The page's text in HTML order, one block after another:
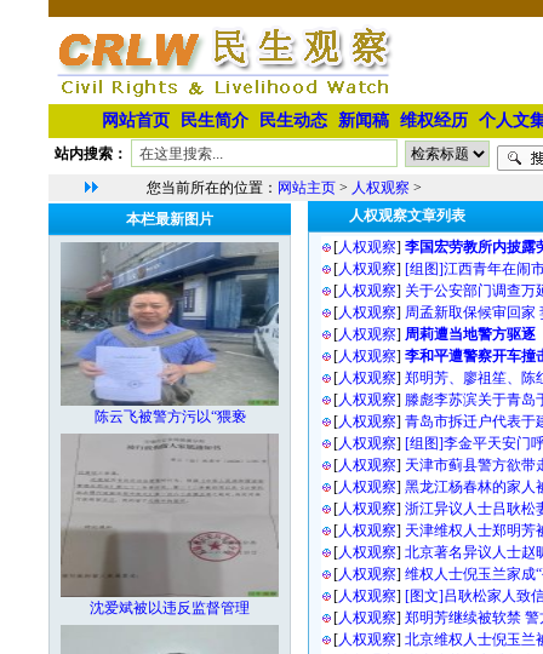
网站首页 民生简介 民生动态 新闻稿 维权经历 个人文
站内搜索：
您当前所在的位置： 网站主页 > 人权观察 >
本栏最新图片
陈云飞被警方污以“猥亵
沈爱斌被以违反监督管理
人权观察文章列表
[人权观察] 李国宏劳教所内披露
[人权观察] [组图]江西青年在闹
[人权观察] 关于公安部门调查万
[人权观察] 周孟新取保候审回家
[人权观察] 周莉遭当地警方驱
[人权观察] 李和平遭警察开车撞
[人权观察] 郑明芳、廖祖笙、陈
[人权观察] 滕彪李苏滨关于青岛
[人权观察] 青岛市拆迁户代表于
[人权观察] [组图]李金平天安门
[人权观察] 天津市蓟县警方欲带
[人权观察] 黑龙江杨春林的家人
[人权观察] 浙江异议人士吕耿松
[人权观察] 天津维权人士郑明芳
[人权观察] 北京著名异议人士赵
[人权观察] 维权人士倪玉兰家成
[人权观察] [图文]吕耿松家人致
[人权观察] 郑明芳继续被软禁 警
[人权观察] 北京维权人士倪玉兰